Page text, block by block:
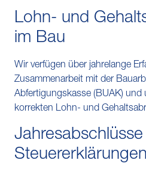
Lohn- und
im Bau
Wir verfügen über jahrelange
Zusammenarbeit mit der
Abfertigungskasse (BUAK) und
korrekten Lohn- und
Steuererklärungen